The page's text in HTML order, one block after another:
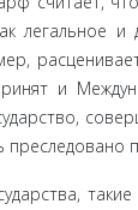
легальное
и